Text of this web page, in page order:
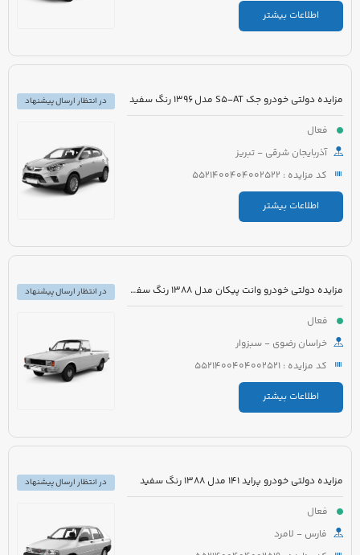
اطلاعات بیشتر
مزایده دولتی خودرو جک S5-AT مدل 1396 رنگ سفید
فعال
آذربایجان شرقی - تبریز
کد مزایده : 5521400404002522
اطلاعات بیشتر
در انتظار ارسال پیشنهاد
مزایده دولتی خودرو وانت پیکان مدل 1388 رنگ سفید شیری
فعال
خراسان رضوی - سبزوار
کد مزایده : 5521400404002521
اطلاعات بیشتر
در انتظار ارسال پیشنهاد
مزایده دولتی خودرو پراید 141 مدل 1388 رنگ سفید
فعال
فارس - لامرد
در انتظار ارسال پیشنهاد